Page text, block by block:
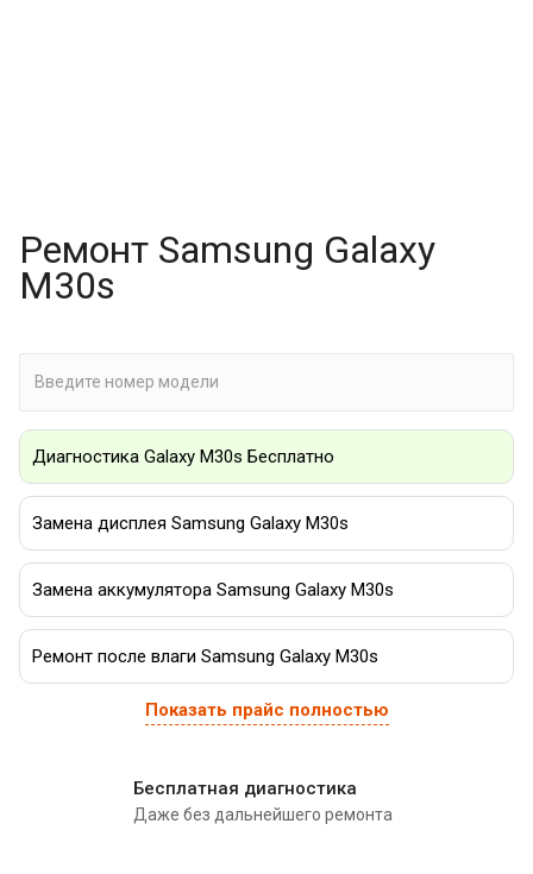
Ремонт Samsung Galaxy
M30s
Диагностика Galaxy M30s Бесплатно
Замена дисплея Samsung Galaxy M30s
Замена аккумулятора Samsung Galaxy M30s
Ремонт после влаги Samsung Galaxy M30s
Показать прайс полностью
Бесплатная диагностика
Даже без дальнейшего ремонта